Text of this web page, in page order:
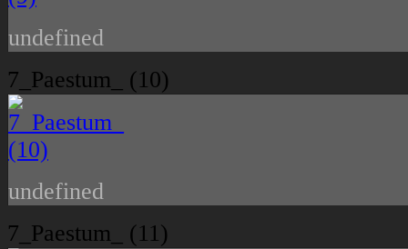
undefined
7_Paestum_ (10)
undefined
7_Paestum_ (11)